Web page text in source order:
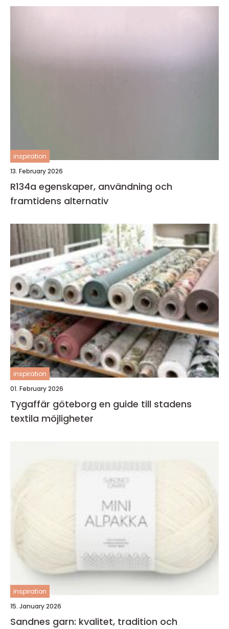
inspiration
13. February 2026
R134a egenskaper, användning och
framtidens alternativ
inspiration
01. February 2026
Tygaffär göteborg en guide till stadens
textila möjligheter
inspiration
15. January 2026
Sandnes garn: kvalitet, tradition och